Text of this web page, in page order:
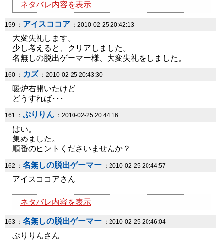
ネタバレ内容を表示
159 ： アイスココア ：2010-02-25 20:42:13
大変失礼します。
少し考えると、クリアしました。
名無しの脱出ゲーマー様、大変失礼をしました。
160 ： カズ ：2010-02-25 20:43:30
暖炉右開いたけど
どうすれば･･･
161 ： ぷりりん ：2010-02-25 20:44:16
はい。
集めました。
順番のヒントくださいませんか？
162 ： 名無しの脱出ゲーマー ：2010-02-25 20:44:57
アイスココアさん
ネタバレ内容を表示
163 ： 名無しの脱出ゲーマー ：2010-02-25 20:46:04
ぷりりんさん